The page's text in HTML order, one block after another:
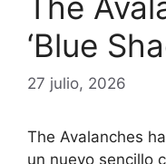
‘Blue
27 julio, 2026
The Avalanches
un nuevo sencillo